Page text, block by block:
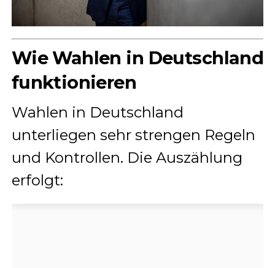
Wie Wahlen in Deutschland
funktionieren
Wahlen in Deutschland
unterliegen sehr strengen Regeln
und Kontrollen. Die Auszählung
erfolgt: